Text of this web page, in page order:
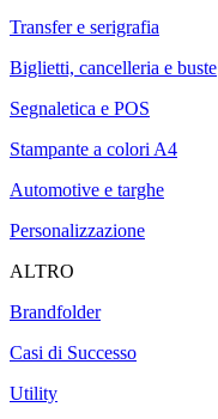
Transfer e serigrafia
Biglietti, cancelleria e buste
Segnaletica e POS
Stampante a colori A4
Automotive e targhe
Personalizzazione
ALTRO
Brandfolder
Casi di Successo
Utility